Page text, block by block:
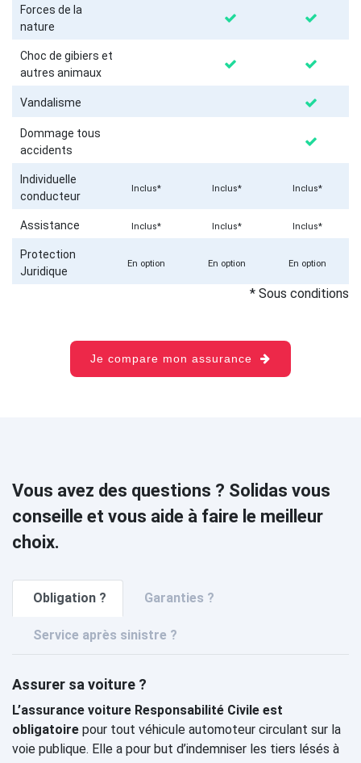
Forces de la
nature
Choc de gibiers et
autres animaux
Vandalisme
Dommage tous
accidents
Individuelle
conducteur
Inclus* Inclus* Inclus*
Assistance Inclus* Inclus* Inclus*
Protection
Juridique
En option En option En option
* Sous conditions
Je compare mon assurance
Vous avez des questions ? Solidas vous
conseille et vous aide à faire le meilleur
choix.
Obligation ? Garanties ?
Service après sinistre ?
Assurer sa voiture ?
L’assurance voiture Responsabilité Civile est
obligatoire pour tout véhicule automoteur circulant sur la
voie publique. Elle a pour but d’indemniser les tiers lésés à